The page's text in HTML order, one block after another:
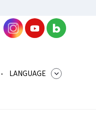
LANGUAGE